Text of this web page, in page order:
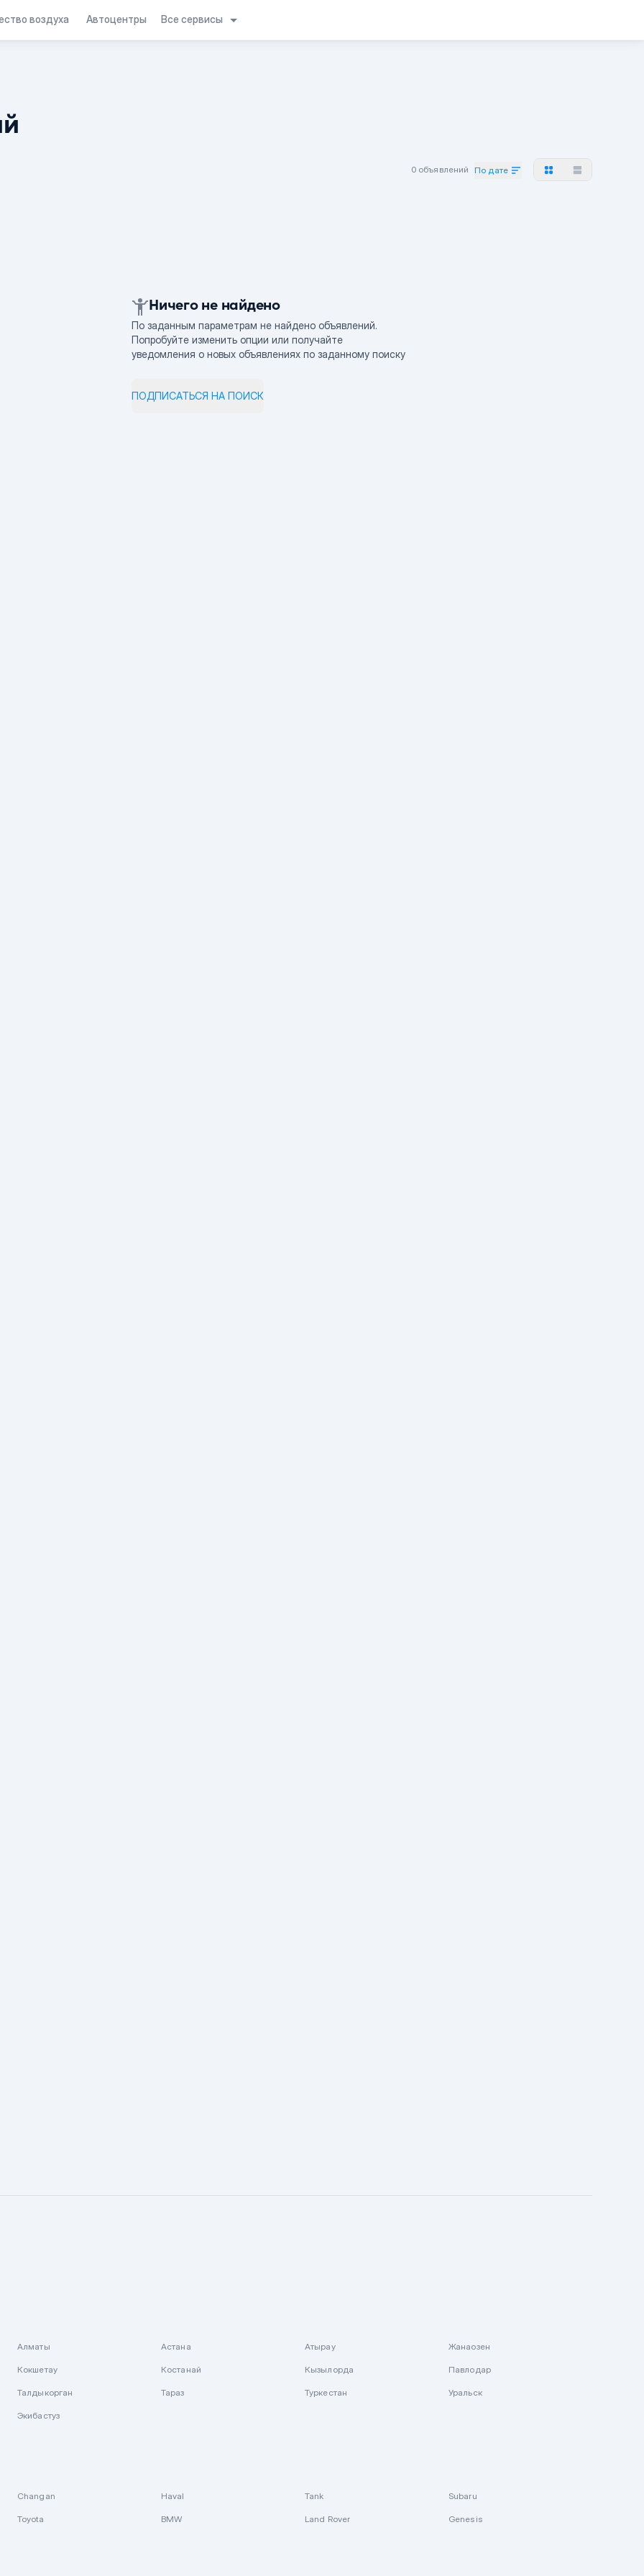
воздуха Автоцентры Все сервисы
0 объявлений По дате
Ничего не найдено
По заданным параметрам не найдено объявлений.
Попробуйте изменить опции или получайте
уведомления о новых объявлениях по заданному поиску
ПОДПИСАТЬСЯ НА ПОИСК
Алматы Астана Атырау Жанаозен
Кокшетау Костанай Кызылорда Павлодар
Талдыкорган Тараз Туркестан Уральск
Экибастуз
Changan Haval Tank Subaru
Toyota BMW Land Rover Genesis